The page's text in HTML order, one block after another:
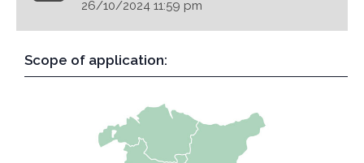
26/10/2024 11:59 pm
Scope of application: